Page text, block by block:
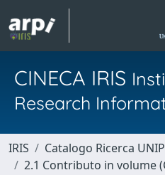
CINECA IRIS
Research
IRIS Catalogo Ricerca
2.1 Contributo in volume